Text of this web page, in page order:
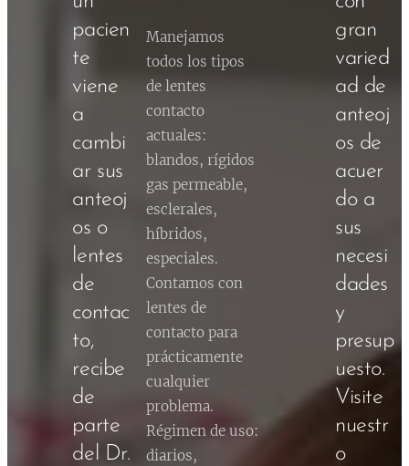
pacien
te
viene
a
cambi
ar sus
anteoj
os o
lentes
de
contac
to,
recibe
de
parte
del Dr.
Manejamos
todos los tipos
de lentes
contacto
actuales:
blandos, rígidos
gas permeable,
esclerales,
híbridos,
especiales.
Contamos con
lentes de
contacto para
prácticamente
cualquier
problema.
Régimen de uso:
diarios,
gran
varied
ad de
anteoj
os de
acuer
do a
sus
necesi
dades
y
presup
uesto.
Visite
nuestr
o